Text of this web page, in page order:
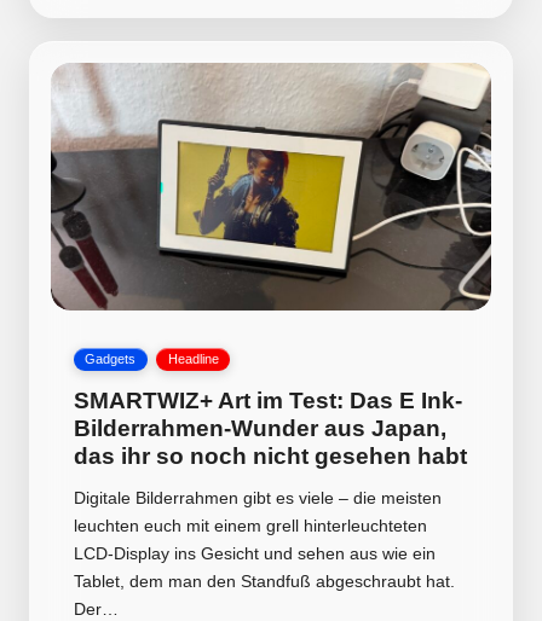
Posted
Gadgets Headline
SMARTWIZ+ Art im Test: Das E Ink-
Bilderrahmen-Wunder aus Japan,
das ihr so noch nicht gesehen habt
Digitale Bilderrahmen gibt es viele – die meisten
leuchten euch mit einem grell hinterleuchteten
LCD-Display ins Gesicht und sehen aus wie ein
Tablet, dem man den Standfuß abgeschraubt hat.
Der…